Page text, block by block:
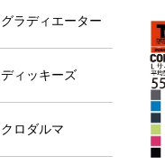
グラディエーター
ディッキーズ
クロダルマ